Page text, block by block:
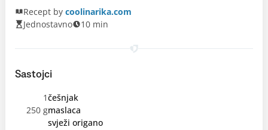
Recept by coolinarika.com
Jednostavno
10 min
Sastojci
1češnjak
250 gmaslaca
svježi origano